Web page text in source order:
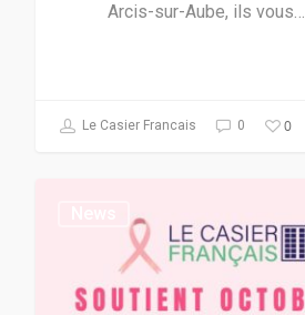
Arcis-sur-Aube, ils vous…
Le Casier Francais 0 0